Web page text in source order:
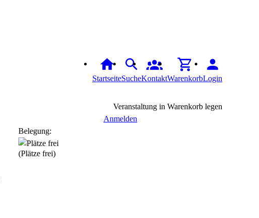
StartseiteSucheKontaktWarenkorbLogin
Veranstaltung in Warenkorb legen
Anmelden
Belegung:
(Plätze frei)